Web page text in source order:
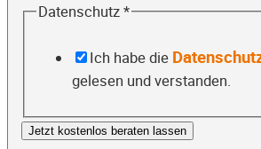
Datenschutz*
Ich habe die
gelesen und verstanden.
Jetzt kostenlos beraten lassen